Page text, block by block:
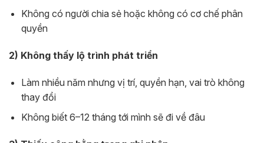
Không có người chia sẻ hoặc không có cơ chế phân
quyền
2) Không thấy lộ trình phát triển
Làm nhiều năm nhưng vị trí, quyền hạn, vai trò không
thay đổi
Không biết 6–12 tháng tới mình sẽ đi về đâu